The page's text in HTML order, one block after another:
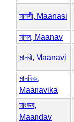
মানসী, Maanasi
মানব, Maanav
মানবী, Maanavi
মানবিকা,
Maanavika
মাংডব,
Maandav